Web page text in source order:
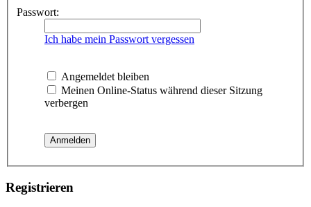
Passwort:
Ich habe mein Passwort vergessen
Angemeldet bleiben
Meinen Online-Status während dieser Sitzung
verbergen
Registrieren